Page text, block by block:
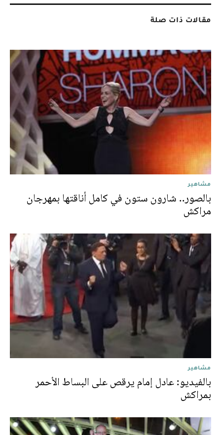
مقالات ذات صلة
مشاهير
بالصور.. شارون ستون في كامل أناقتها بمهرجان
مراكش
مشاهير
بالفيديو: عادل إمام يرقص على البساط الأحمر
بمراكش